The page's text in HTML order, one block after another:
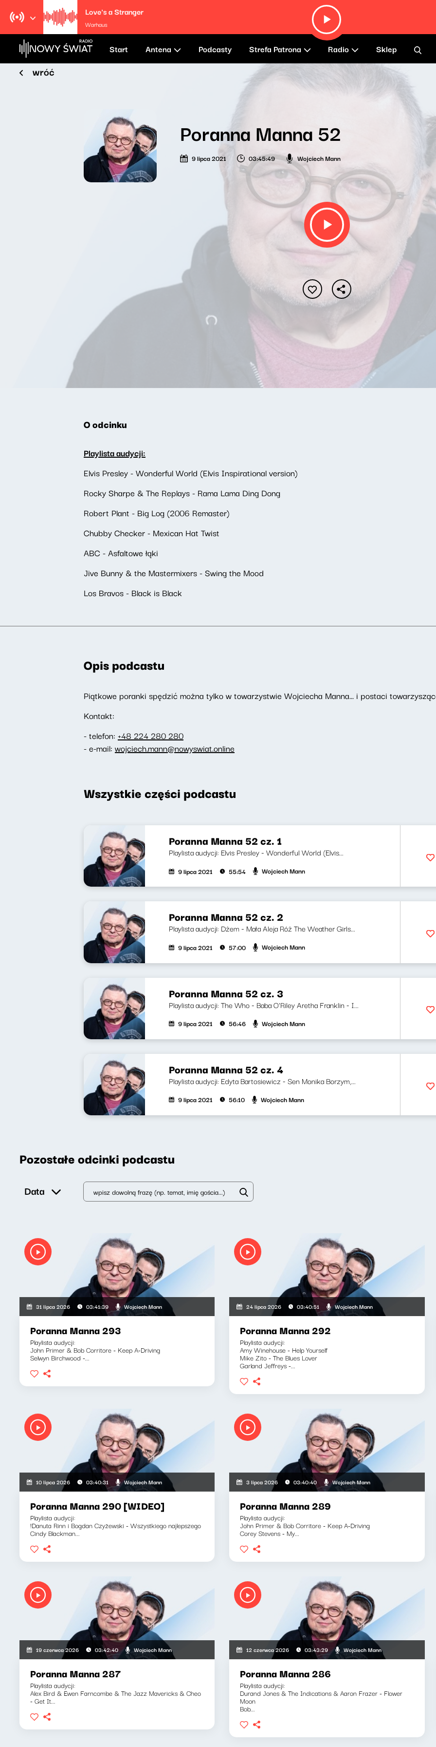
Love's a Stranger
Warhaus
Start Antena Podcasty Strefa Patrona Radio Sklep
wróć
Poranna Manna 52
9 lipca 2021 03:45:49 Wojciech Mann
O odcinku
Playlista audycji:
Elvis Presley - Wonderful World (Elvis Inspirational version)
Rocky Sharpe & The Replays - Rama Lama Ding Dong
Robert Plant - Big Log (2006 Remaster)
Chubby Checker - Mexican Hat Twist
ABC - Asfaltowe łąki
Jive Bunny & the Mastermixers - Swing the Mood
Los Bravos - Black is Black
Opis podcastu
Piątkowe poranki spędzić można tylko w towarzystwie Wojciecha Manna... i postaci
Kontakt:
- telefon: +48 224 280 280
- e-mail: wojciech.mann@nowyswiat.online
Wszystkie części podcastu
Poranna Manna 52 cz. 1
Playlista audycji: Elvis Presley - Wonderful World (Elvis...
9 lipca 2021 55:54 Wojciech Mann
Poranna Manna 52 cz. 2
Playlista audycji: Dżem - Mała Aleja Róż The Weather Girls...
9 lipca 2021 57:00 Wojciech Mann
Poranna Manna 52 cz. 3
Playlista audycji: The Who - Baba O'Riley Aretha Franklin - I...
9 lipca 2021 56:46 Wojciech Mann
Poranna Manna 52 cz. 4
Playlista audycji: Edyta Bartosiewicz - Sen Monika Borzym,...
9 lipca 2021 56:10 Wojciech Mann
Pozostałe odcinki podcastu
Data
31 lipca 2026 03:41:39 Wojciech Mann
Poranna Manna 293
Playlista audycji:
John Primer & Bob Corritore - Keep A-Driving
Selwyn Birchwood -...
24 lipca 2026 03:40:51 Wojciech Mann
Poranna Manna 292
Playlista audycji:
Amy Winehouse - Help Yourself
Mike Zito - The Blues Lover
Garland Jeffreys -...
10 lipca 2026 03:40:31 Wojciech Mann
Poranna Manna 290 [WIDEO]
Playlista audycji:
!Danuta Rinn i Bogdan Czyżewski - Wszystkiego najlepszego
Cindy Blackman...
3 lipca 2026 03:40:40 Wojciech Mann
Poranna Manna 289
Playlista audycji:
John Primer & Bob Corritore - Keep A-Driving
Corey Stevens - My...
19 czerwca 2026 03:42:40 Wojciech Mann
Poranna Manna 287
Playlista audycji:
Alex Bird & Ewen Farncombe & The Jazz Mavericks & Cheo
- Get It...
12 czerwca 2026 03:43:29 Wojciech Mann
Poranna Manna 286
Playlista audycji:
Durand Jones & The Indications & Aaron Frazer - Flower
Moon
Bob...